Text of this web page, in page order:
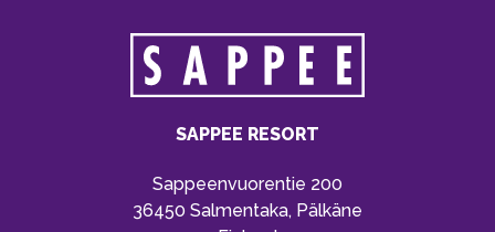
SAPPEE RESORT
Sappeenvuorentie 200
36450 Salmentaka, Pälkäne